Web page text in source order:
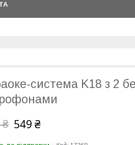
система K18 з 2
₴ 549 ₴